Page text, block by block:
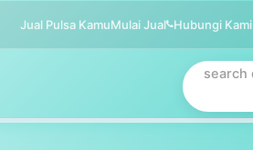
Jual Pulsa KamuMulai Jual Hubungi Kami